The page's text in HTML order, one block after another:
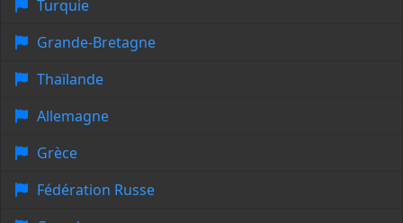
Turquie
Grande-Bretagne
Thaïlande
Allemagne
Grèce
Fédération Russe